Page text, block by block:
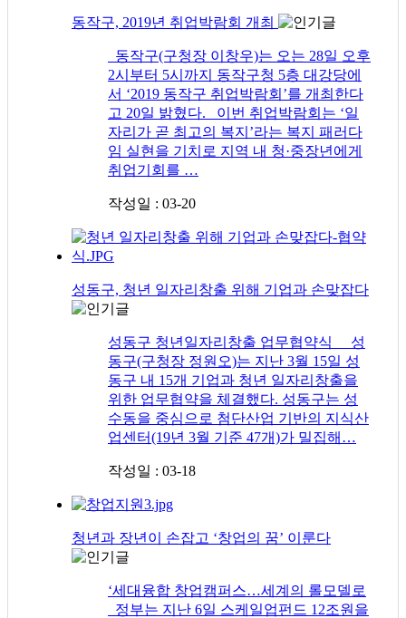
동작구, 2019년 취업박람회 개최
동작구(구청장 이창우)는 오는 28일 오후
2시부터 5시까지 동작구청 5층 대강당에
서 ‘2019 동작구 취업박람회’를 개최한다
고 20일 밝혔다. 이번 취업박람회는 ‘일
자리가 곧 최고의 복지’라는 복지 패러다
임 실현을 기치로 지역 내 청·중장년에게
취업기회를 …
작성일 : 03-20
성동구, 청년 일자리창출 위해 기업과 손맞잡다
성동구 청년일자리창출 업무협약식 성
동구(구청장 정원오)는 지난 3월 15일 성
동구 내 15개 기업과 청년 일자리창출을
위한 업무협약을 체결했다. 성동구는 성
수동을 중심으로 첨단산업 기반의 지식산
업센터(19년 3월 기준 47개)가 밀집해…
작성일 : 03-18
청년과 장년이 손잡고 ‘창업의 꿈’ 이룬다
‘세대융합 창업캠퍼스…세계의 롤모델로
정부는 지난 6일 스케일업펀드 12조원을